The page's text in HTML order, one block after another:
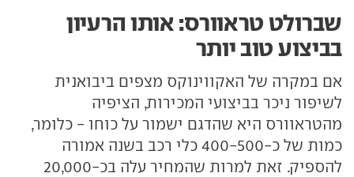
שברולט טראוורס: אותו הרעיון
בביצוע טוב יותר
אם במקרה של האקווינוקס מצפים ביבואנית
לשיפור ניכר בביצועי המכירות, הציפיה
מהטראוורס היא שהדגם ישמור על כוחו - כלומר,
כמות של כ-400-500 כלי רכב בשנה אמורה
להספיק. זאת למרות שהמחיר עלה בכ-20,000